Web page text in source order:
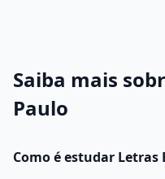
Saiba mais
Paulo
Como é estudar Letras